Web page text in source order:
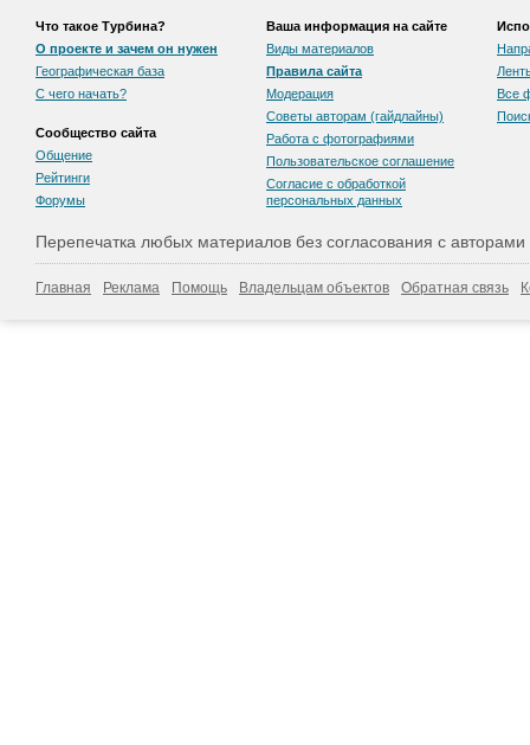
Что такое Турбина?
О проекте и зачем он нужен
Географическая база
С чего начать?
Сообщество сайта
Общение
Рейтинги
Форумы
Ваша информация на сайте
Виды материалов
Правила сайта
Модерация
Советы авторам (гайдлайны)
Работа с фотографиями
Пользовательскоe соглашение
Согласие с обработкой
персональных данных
Все
Перепечатка любых материалов без согласования с
Главная Реклама Помощь Владельцам объектов Обратная связь